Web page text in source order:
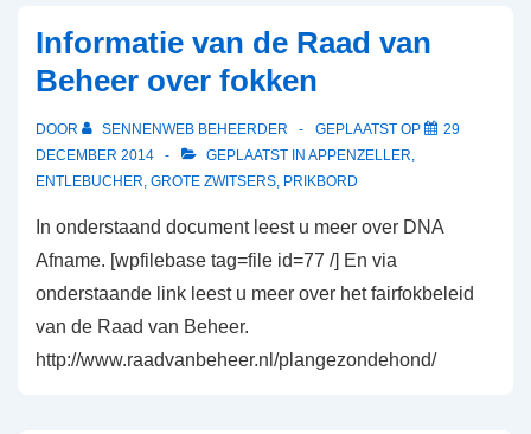
Informatie van de Raad van
Beheer over fokken
DOOR SENNENWEB BEHEERDER GEPLAATST OP
29
DECEMBER 2014
GEPLAATST IN APPENZELLER,
ENTLEBUCHER, GROTE ZWITSERS, PRIKBORD
In onderstaand document leest u meer over DNA
Afname. [wpfilebase tag=file id=77 /] En via
onderstaande link leest u meer over het fairfokbeleid
van de Raad van Beheer.
http://www.raadvanbeheer.nl/plangezondehond/